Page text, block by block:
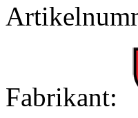
Fabrikant: